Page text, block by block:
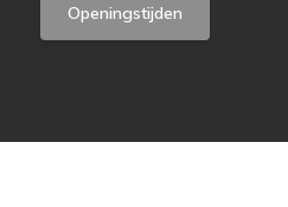
Openingstijden